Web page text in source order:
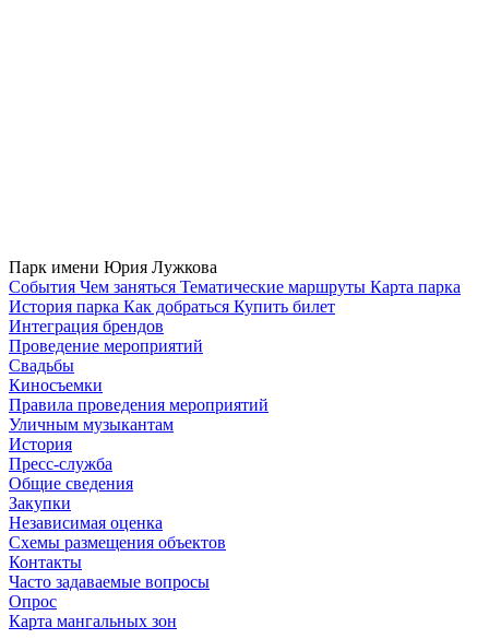
Парк имени Юрия Лужкова
Cобытия Чем заняться Тематические маршруты Карта парка
История парка Как добраться Купить билет
Интеграция брендов
Проведение мероприятий
Свадьбы
Киносъемки
Правила проведения мероприятий
Уличным музыкантам
История
Пресс-служба
Общие сведения
Закупки
Независимая оценка
Схемы размещения объектов
Контакты
Часто задаваемые вопросы
Опрос
Карта мангальных зон